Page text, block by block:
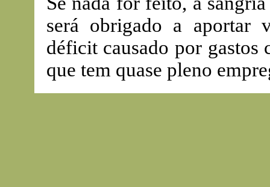
será obrigado a aportar
déficit causado por gastos
que tem quase pleno